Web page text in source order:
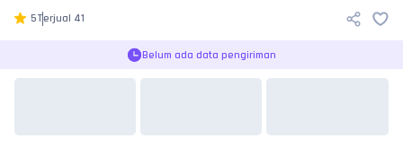
5Terjual 41
Belum ada data pengiriman